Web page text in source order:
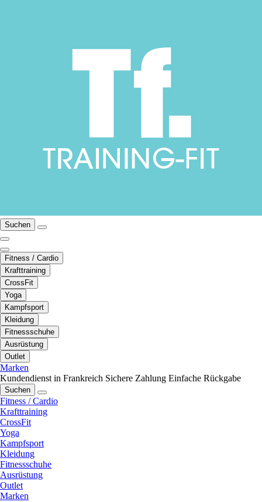
Suchen
Fitness / Cardio
Krafttraining
CrossFit
Yoga
Kampfsport
Kleidung
Fitnessschuhe
Ausrüstung
Outlet
Marken
Kundendienst in Frankreich Sichere Zahlung Einfache Rückgabe
Suchen
Fitness / Cardio
Krafttraining
CrossFit
Yoga
Kampfsport
Kleidung
Fitnessschuhe
Ausrüstung
Outlet
Marken